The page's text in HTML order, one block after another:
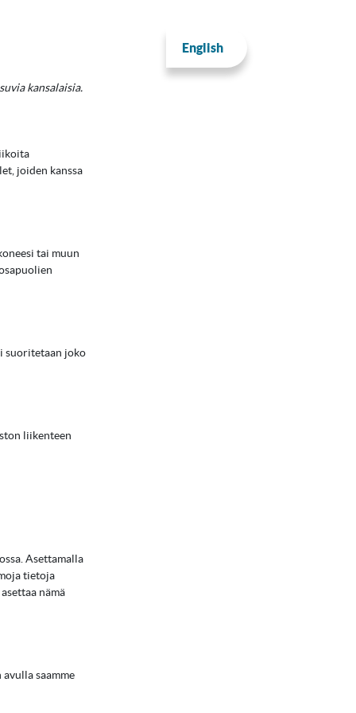
English
kansalaisia.
joiden kanssa
tai muun
suoritetaan joko
liikenteen
Asettamalla
tietoja
nämä
saamme